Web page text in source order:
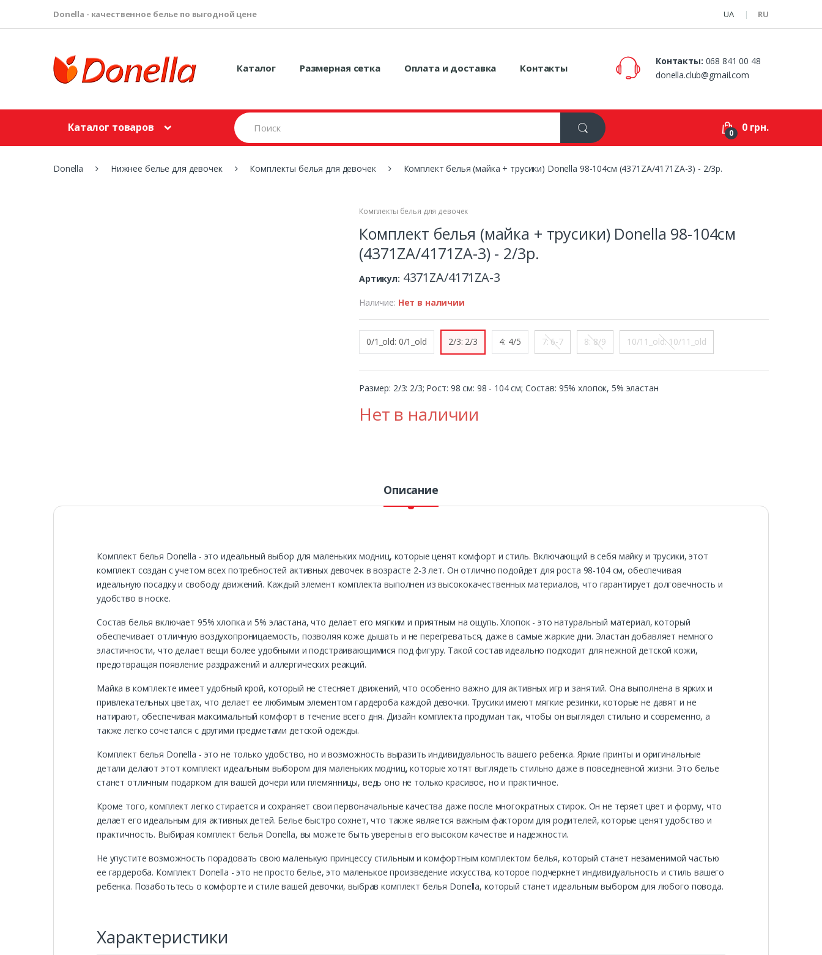
Donella - качественное белье по выгодной цене UA RU
Каталог Размерная сетка Оплата и доставка Контакты
Контакты: 068 841 00 48
donella.club@gmail.com
Каталог товаров
S
e
a
r
h
0 0 грн.
Donella Нижнее белье для девочек Комплекты белья для девочек Комплект белья (майка + трусики) Donella 98-104см (4371ZA/4171ZA-3) - 2/3р.
Комплекты белья для девочек
Комплект белья (майка + трусики) Donella 98-104см
(4371ZA/4171ZA-3) - 2/3р.
Артикул: 4371ZA/4171ZA-3
Наличие: Нет в наличии
0/1_old: 0/1_old 2/3: 2/3 4: 4/5 7: 6-7 8: 8/9 10/11_old: 10/11_old
Размер: 2/3: 2/3; Рост: 98 см: 98 - 104 см; Состав: 95% хлопок, 5% эластан
Нет в наличии
Описание
Комплект белья Donella - это идеальный выбор для маленьких модниц, которые ценят комфорт и стиль. Включающий в себя майку и трусики, этот
комплект создан с учетом всех потребностей активных девочек в возрасте 2-3 лет. Он отлично подойдет для роста 98-104 см, обеспечивая
идеальную посадку и свободу движений. Каждый элемент комплекта выполнен из высококачественных материалов, что гарантирует долговечность и
удобство в носке.
Состав белья включает 95% хлопка и 5% эластана, что делает его мягким и приятным на ощупь. Хлопок - это натуральный материал, который
обеспечивает отличную воздухопроницаемость, позволяя коже дышать и не перегреваться, даже в самые жаркие дни. Эластан добавляет немного
эластичности, что делает вещи более удобными и подстраивающимися под фигуру. Такой состав идеально подходит для нежной детской кожи,
предотвращая появление раздражений и аллергических реакций.
Майка в комплекте имеет удобный крой, который не стесняет движений, что особенно важно для активных игр и занятий. Она выполнена в ярких и
привлекательных цветах, что делает ее любимым элементом гардероба каждой девочки. Трусики имеют мягкие резинки, которые не давят и не
натирают, обеспечивая максимальный комфорт в течение всего дня. Дизайн комплекта продуман так, чтобы он выглядел стильно и современно, а
также легко сочетался с другими предметами детской одежды.
Комплект белья Donella - это не только удобство, но и возможность выразить индивидуальность вашего ребенка. Яркие принты и оригинальные
детали делают этот комплект идеальным выбором для маленьких модниц, которые хотят выглядеть стильно даже в повседневной жизни. Это белье
станет отличным подарком для вашей дочери или племянницы, ведь оно не только красивое, но и практичное.
Кроме того, комплект легко стирается и сохраняет свои первоначальные качества даже после многократных стирок. Он не теряет цвет и форму, что
делает его идеальным для активных детей. Белье быстро сохнет, что также является важным фактором для родителей, которые ценят удобство и
практичность. Выбирая комплект белья Donella, вы можете быть уверены в его высоком качестве и надежности.
Не упустите возможность порадовать свою маленькую принцессу стильным и комфортным комплектом белья, который станет незаменимой частью
ее гардероба. Комплект Donella - это не просто белье, это маленькое произведение искусства, которое подчеркнет индивидуальность и стиль вашего
ребенка. Позаботьтесь о комфорте и стиле вашей девочки, выбрав комплект белья Donella, который станет идеальным выбором для любого повода.
Характеристики